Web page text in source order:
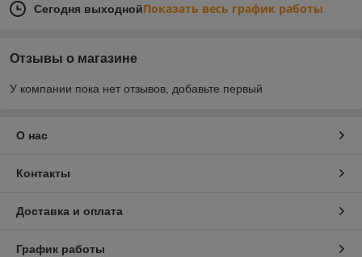
Сегодня выходнойПоказать весь график работы
Отзывы о магазине
У компании пока нет отзывов, добавьте первый
О нас
Контакты
Доставка и оплата
График работы